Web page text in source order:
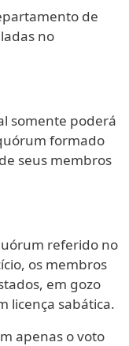
de
no
somente poderá
formado
seus membros
referido no
os membros
em gozo
licença sabática.
apenas o voto